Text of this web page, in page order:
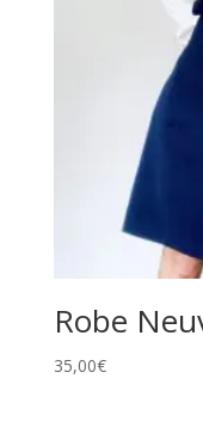
Robe
35,00€